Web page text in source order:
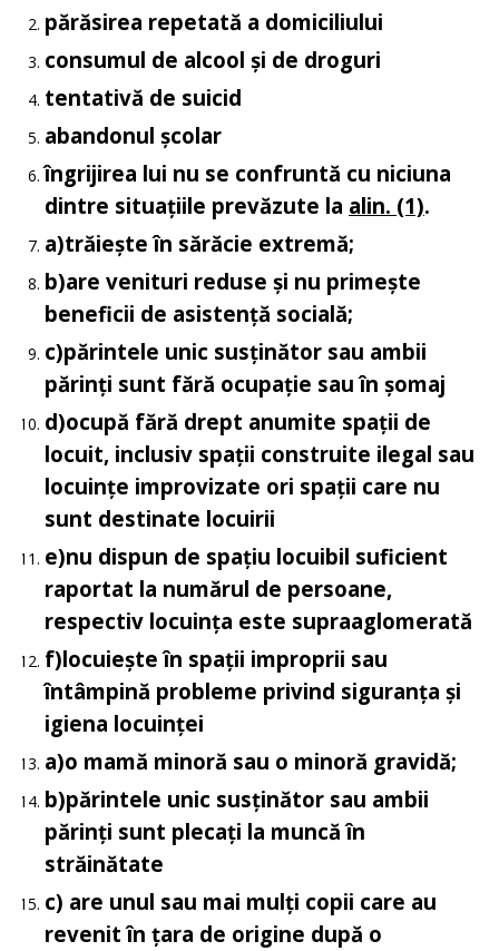
părăsirea repetată a domiciliului
consumul de alcool și de droguri
tentativă de suicid
abandonul școlar
îngrijirea lui nu se confruntă cu niciuna
dintre situațiile prevăzute la alin. (1).
a)trăiește în sărăcie extremă;
b)are venituri reduse și nu primește
beneficii de asistență socială;
c)părintele unic susținător sau ambii
părinți sunt fără ocupație sau în șomaj
d)ocupă fără drept anumite spații de
locuit, inclusiv spații construite ilegal sau
locuințe improvizate ori spații care nu
sunt destinate locuirii
e)nu dispun de spațiu locuibil suficient
raportat la numărul de persoane,
respectiv locuința este supraaglomerată
f)locuiește în spații improprii sau
întâmpină probleme privind siguranța și
igiena locuinței
a)o mamă minoră sau o minoră gravidă;
b)părintele unic susținător sau ambii
părinți sunt plecați la muncă în
străinătate
c) are unul sau mai mulți copii care au
revenit în țara de origine după o